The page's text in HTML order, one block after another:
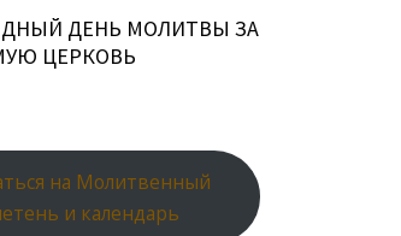
ДЕНЬ МОЛИТВЫ ЗА
ЦЕРКОВЬ
на Молитвенный
и календарь